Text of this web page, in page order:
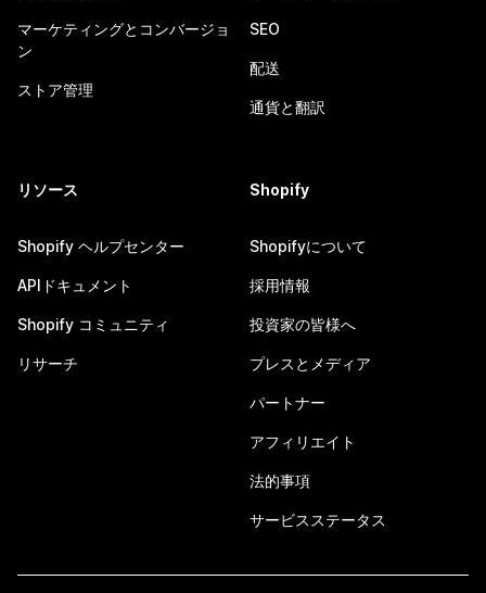
マーケティングとコンバージョ
ン
ストア管理
SEO
配送
通貨と翻訳
リソース
Shopify ヘルプセンター
APIドキュメント
Shopify コミュニティ
リサーチ
Shopify
Shopifyについて
採用情報
投資家の皆様へ
プレスとメディア
パートナー
アフィリエイト
法的事項
サービスステータス